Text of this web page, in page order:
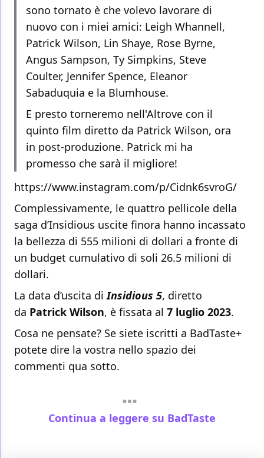
sono tornato è che volevo lavorare di
nuovo con i miei amici: Leigh Whannell,
Patrick Wilson, Lin Shaye, Rose Byrne,
Angus Sampson, Ty Simpkins, Steve
Coulter, Jennifer Spence, Eleanor
Sabaduquia e la Blumhouse.
E presto torneremo nell'Altrove con il
quinto film diretto da Patrick Wilson, ora
in post-produzione. Patrick mi ha
promesso che sarà il migliore!
https://www.instagram.com/p/Cidnk6svroG/
Complessivamente, le quattro pellicole della
saga d’Insidious uscite finora hanno incassato
la bellezza di 555 milioni di dollari a fronte di
un budget cumulativo di soli 26.5 milioni di
dollari.
La data d’uscita diInsidious 5, diretto
da Patrick Wilson, è fissata al 7 luglio 2023.
Cosa ne pensate? Se siete iscritti a BadTaste+
potete dire la vostra nello spazio dei
commenti qua sotto.
Continua a leggere su BadTaste